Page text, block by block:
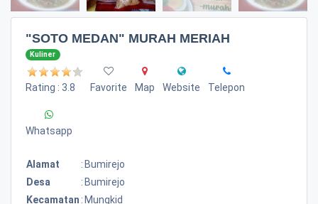
"SOTO MEDAN" MURAH MERIAH
Kuliner
Rating : 3.8 Favorite Map Website Telepon
Whatsapp
Alamat : Bumirejo
Desa
: Bumirejo
Kecamatan : Mungkid